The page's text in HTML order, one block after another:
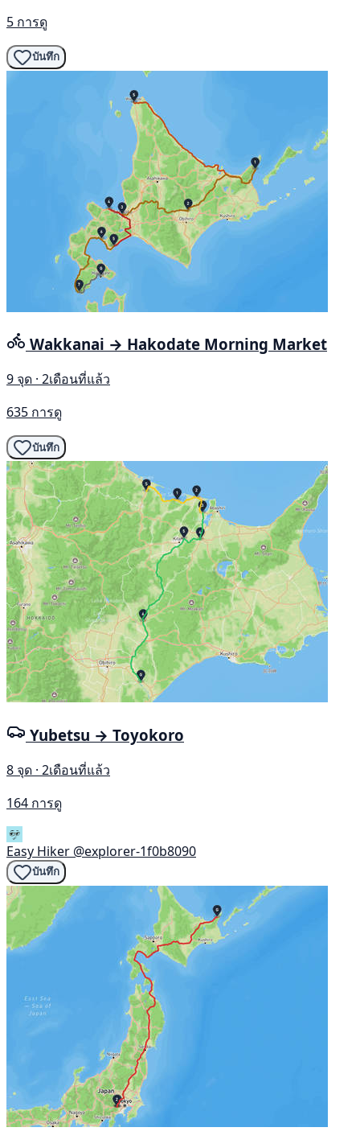
5 การดู
บันทึก
Wakkanai → Hakodate Morning Market
9 จุด · 2เดือนที่แล้ว
635 การดู
บันทึก
Yubetsu → Toyokoro
8 จุด · 2เดือนที่แล้ว
164 การดู
Easy Hiker @explorer-1f0b8090
บันทึก